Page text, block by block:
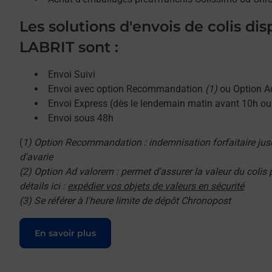
Les solutions d'envois de colis
LABRIT sont :
Envoi Suivi
Envoi avec option Recommandation (1) ou Option
Envoi Express (dès le lendemain matin avant 10h
Envoi sous 48h
( 1) Option Recommandation : indemnisation forfaitaire
d'avarie
(2) Option Ad valorem : permet d'assurer la valeur du colis
détails ici : expédier vos objets de valeurs en sécurité
(3) Se référer à l'heure limite de dépôt Chronopost
En savoir plus
Le lien s'ouvre dans un nouvel onglet